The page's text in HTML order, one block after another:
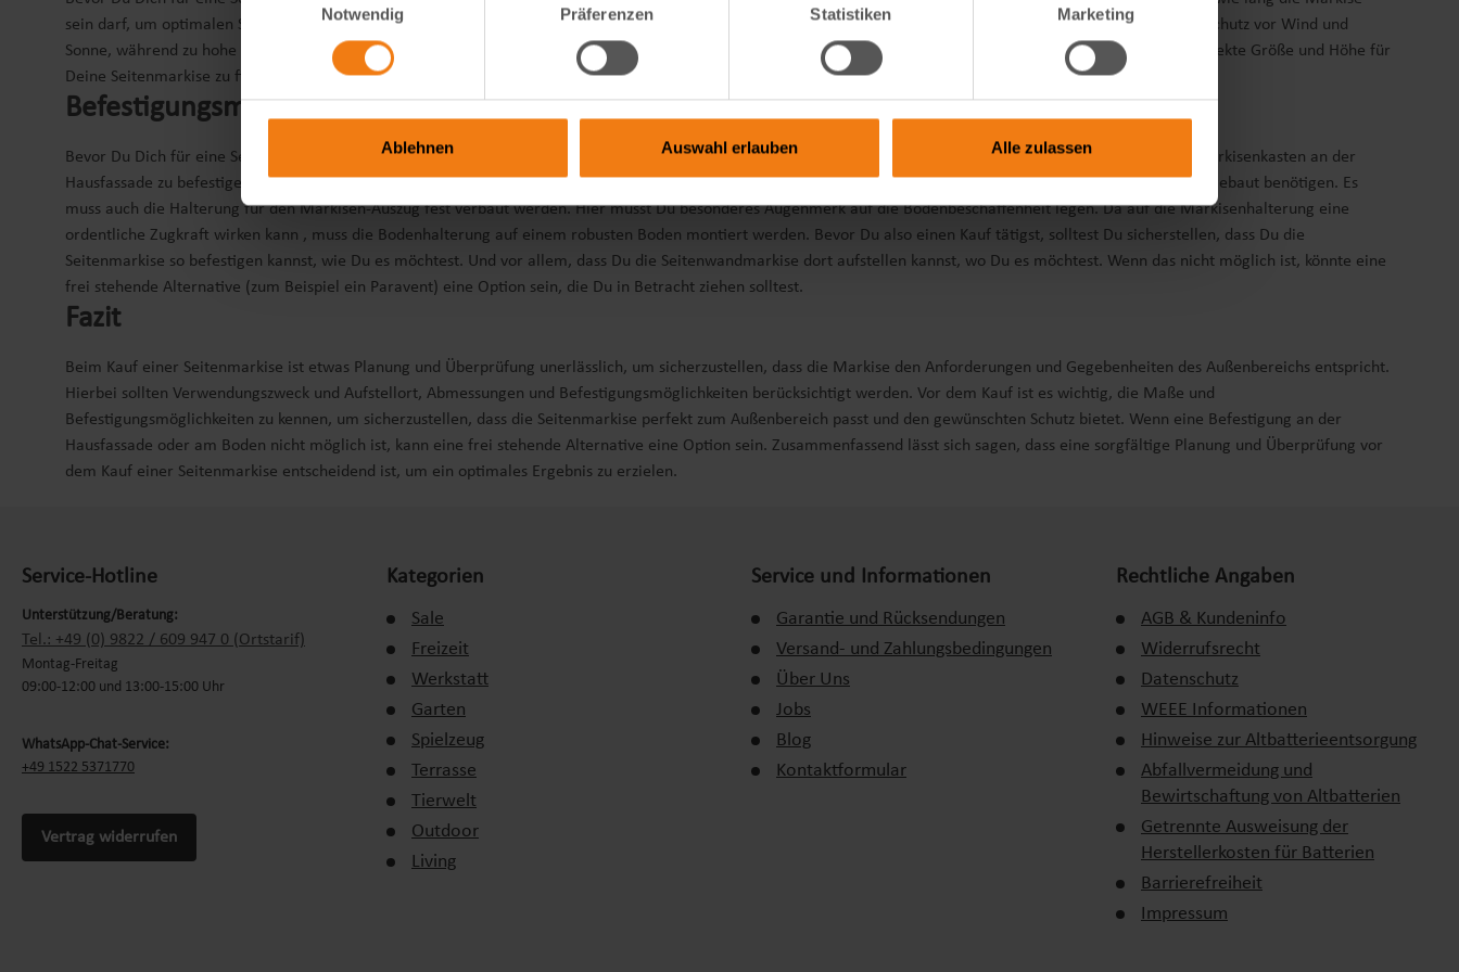
Notwendig
Präferenzen Statistiken Marketing
Ablehnen Auswahl erlauben Alle zulassen
sein darf, um optimalen Schutz zu bieten. Bedenke dabei, dass die Höhe der Markise abhängig von ihrer Verwendung ist. Eine zu niedrige Markise bietet weniger Schutz vor Wind und
Sonne, während zu hohe Markisen schnell bedrückend wirken können, vor allem wenn sie einen Sitzbereich abschirmen. Berücksichtige diese Faktoren, um die perfekte Größe und Höhe für
Deine Seitenmarkise zu finden.
Befestigungsmöglichkeiten
Bevor Du Dich für eine Seitenmarkise entscheidest, ist es wichtig, die Möglichkeiten zur Befestigung zu überprüfen. Denn nicht in jedem Fall ist es möglich, den Markisenkasten an der
Hausfassade zu befestigen. Auch eine Bodenbefestigung ist nicht immer möglich. Bedenke, dass die meisten Seitenmarkisen nicht nur den Markisenkasten fest eingebaut benötigen. Es
muss auch die Halterung für den Markisen-Auszug fest verbaut werden. Hier musst Du besonderes Augenmerk auf die Bodenbeschaffenheit legen. Da auf die Markisenhalterung eine
ordentliche Zugkraft wirken kann , muss die Bodenhalterung auf einem robusten Boden montiert werden. Bevor Du also einen Kauf tätigst, solltest Du sicherstellen, dass Du die
Seitenmarkise so befestigen kannst, wie Du es möchtest. Und vor allem, dass Du die Seitenwandmarkise dort aufstellen kannst, wo Du es möchtest. Wenn das nicht möglich ist, könnte eine
frei stehende Alternative (zum Beispiel ein Paravent) eine Option sein, die Du in Betracht ziehen solltest.
Fazit
Beim Kauf einer Seitenmarkise ist etwas Planung und Überprüfung unerlässlich, um sicherzustellen, dass die Markise den Anforderungen und Gegebenheiten des Außenbereichs entspricht.
Hierbei sollten Verwendungszweck und Aufstellort, Abmessungen und Befestigungsmöglichkeiten berücksichtigt werden. Vor dem Kauf ist es wichtig, die Maße und
Befestigungsmöglichkeiten zu kennen, um sicherzustellen, dass die Seitenmarkise perfekt zum Außenbereich passt und den gewünschten Schutz bietet. Wenn eine Befestigung an der
Hausfassade oder am Boden nicht möglich ist, kann eine frei stehende Alternative eine Option sein. Zusammenfassend lässt sich sagen, dass eine sorgfältige Planung und Überprüfung vor
dem Kauf einer Seitenmarkise entscheidend ist, um ein optimales Ergebnis zu erzielen.
Service-Hotline
Unterstützung/Beratung:
Tel.: +49 (0) 9822 / 609 947 0 (Ortstarif)
Montag-Freitag
09:00-12:00 und 13:00-15:00 Uhr
WhatsApp-Chat-Service:
+49 1522 5371770
Vertrag widerrufen
Kategorien
Sale
Freizeit
Werkstatt
Garten
Spielzeug
Terrasse
Tierwelt
Outdoor
Living
Service und Informationen
Garantie und Rücksendungen
Versand- und Zahlungsbedingungen
Über Uns
Jobs
Blog
Kontaktformular
Rechtliche Angaben
AGB & Kundeninfo
Widerrufsrecht
Datenschutz
WEEE Informationen
Hinweise zur Altbatterieentsorgung
Abfallvermeidung und
Bewirtschaftung von Altbatterien
Getrennte Ausweisung der
Herstellerkosten für Batterien
Barrierefreiheit
Impressum